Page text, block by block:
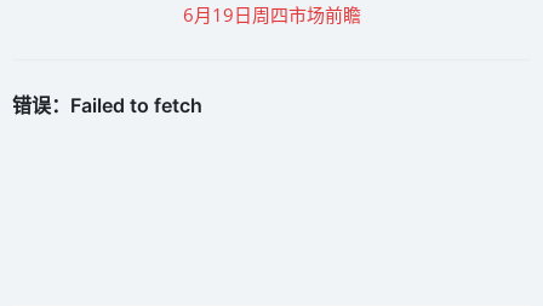
6月19日周四市场前瞻